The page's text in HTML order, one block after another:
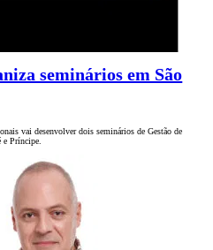
seminários em São
vai desenvolver dois seminários de Gestão de
e Príncipe.